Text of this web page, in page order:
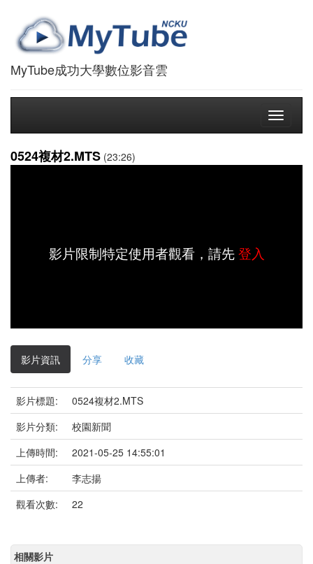
MyTube成功大學數位影音雲
Toggle
0524複材2.MTS (23:26)
影片限制特定使用者觀看，請先登入
影片資訊 分享 收藏
影片標題:
0524複材2.MTS
影片分類:
校園新聞
上傳時間:
2021-05-25 14:55:01
上傳者:
李志揚
觀看次數:
22
相關影片